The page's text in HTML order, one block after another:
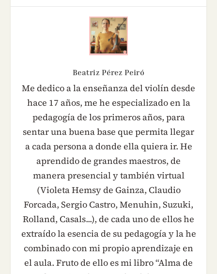
Beatriz Pérez Peiró
Me dedico a la enseñanza del violín desde
hace 17 años, me he especializado en la
pedagogía de los primeros años, para
sentar una buena base que permita llegar
a cada persona a donde ella quiera ir. He
aprendido de grandes maestros, de
manera presencial y también virtual
(Violeta Hemsy de Gainza, Claudio
Forcada, Sergio Castro, Menuhin, Suzuki,
Rolland, Casals...), de cada uno de ellos he
extraído la esencia de su pedagogía y la he
combinado con mi propio aprendizaje en
el aula. Fruto de ello es mi libro “Alma de